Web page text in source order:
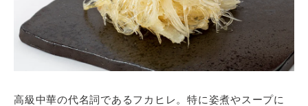
お問い合わせ
高級中華の代名詞であるフカヒレ。特に姿煮やスープに